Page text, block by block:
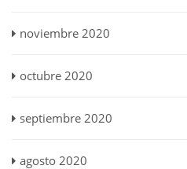
noviembre 2020
octubre 2020
septiembre 2020
agosto 2020